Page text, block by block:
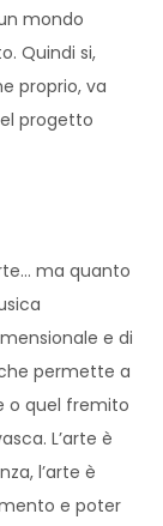
mondo
Quindi si,
proprio, va
progetto
ma quanto
e di
permette a
o quel fremito
L’arte è
l’arte è
e poter